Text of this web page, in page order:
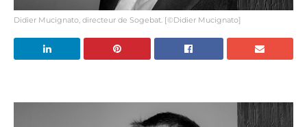
Didier Mucignato, directeur de Sogebat. [©Didier Mucignato]